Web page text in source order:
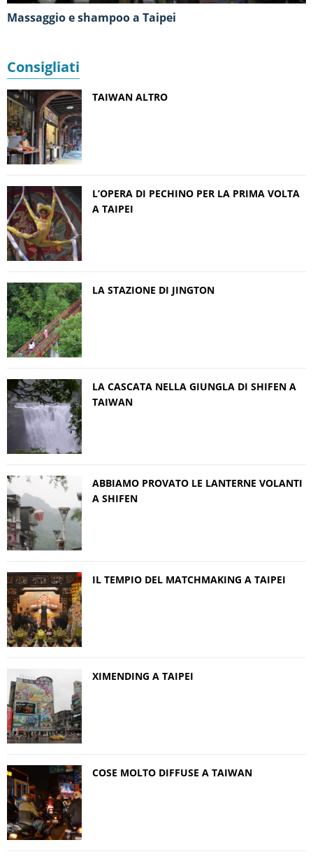
Massaggio e shampoo a Taipei
Consigliati
TAIWAN ALTRO
L’OPERA DI PECHINO PER LA PRIMA VOLTA
A TAIPEI
LA STAZIONE DI JINGTON
LA CASCATA NELLA GIUNGLA DI SHIFEN A
TAIWAN
ABBIAMO PROVATO LE LANTERNE VOLANTI
A SHIFEN
IL TEMPIO DEL MATCHMAKING A TAIPEI
XIMENDING A TAIPEI
COSE MOLTO DIFFUSE A TAIWAN